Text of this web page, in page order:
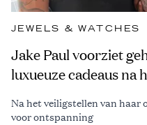
JEWELS & WATCHES
Jake Paul voorziet
luxueuze cadeaus na
Na het veiligstellen van haar
voor ontspanning